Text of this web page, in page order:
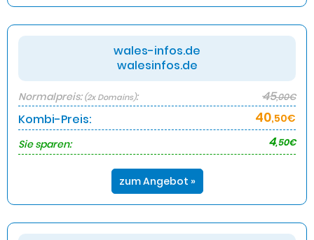
wales-infos.de
walesinfos.de
Normalpreis:(2x Domains): 45,00€
Kombi-Preis: 40,50€
Sie sparen:
4,50€
zum Angebot »